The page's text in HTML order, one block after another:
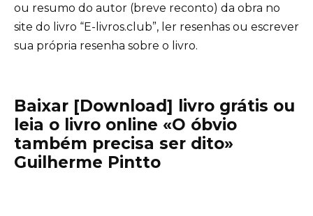
ou resumo do autor (breve reconto) da obra no
site do livro “E-livros.club”, ler resenhas ou escrever
sua própria resenha sobre o livro.
Baixar [Download] livro grátis ou
leia o livro online «O óbvio
também precisa ser dito»
Guilherme Pintto